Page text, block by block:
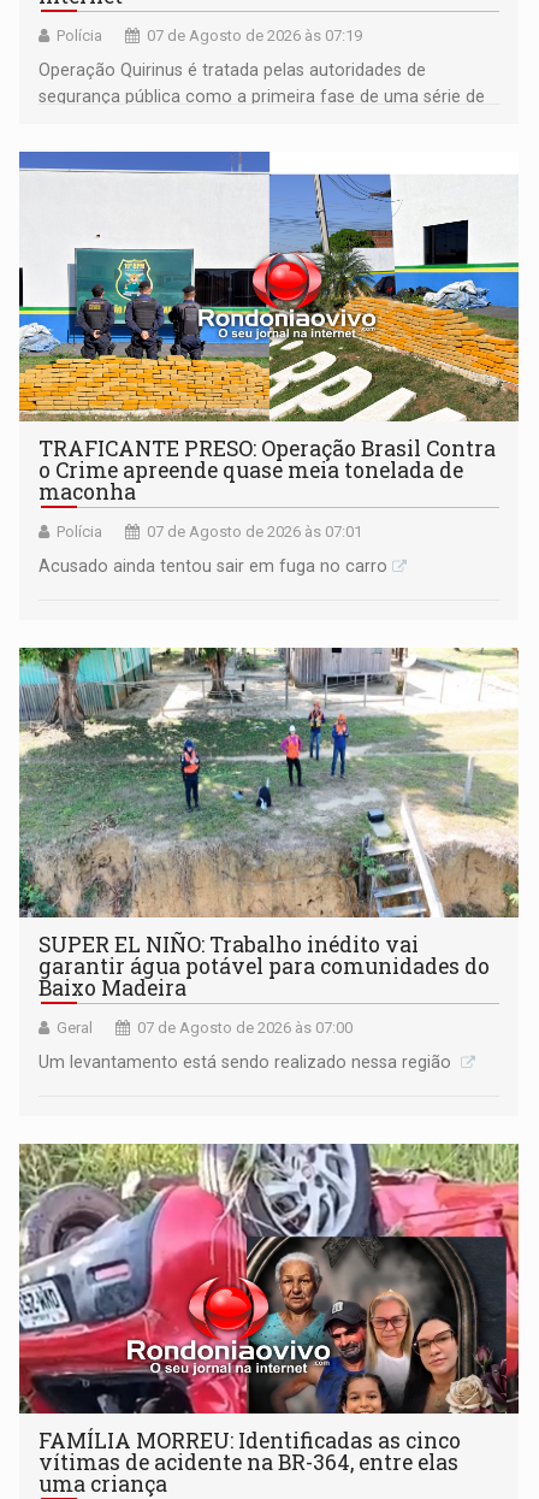
Polícia 07 de Agosto de 2026 às 07:19
Operação Quirinus é tratada pelas autoridades de
segurança pública como a primeira fase de uma série de
TRAFICANTE PRESO: Operação Brasil Contra
o Crime apreende quase meia tonelada de
maconha
Polícia 07 de Agosto de 2026 às 07:01
Acusado ainda tentou sair em fuga no carro
SUPER EL NIÑO: Trabalho inédito vai
garantir água potável para comunidades do
Baixo Madeira
Geral 07 de Agosto de 2026 às 07:00
Um levantamento está sendo realizado nessa região
FAMÍLIA MORREU: Identificadas as cinco
vítimas de acidente na BR-364, entre elas
uma criança